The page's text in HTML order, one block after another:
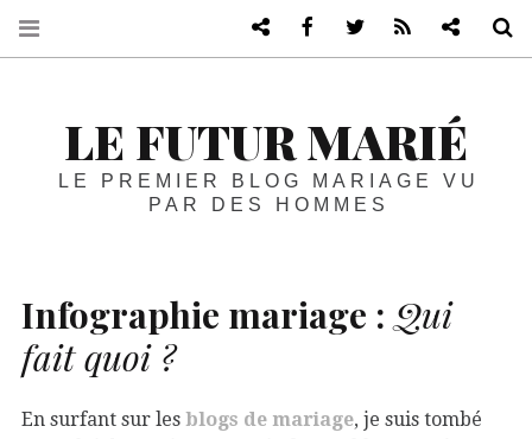
LE FUTUR MARIÉ
LE PREMIER BLOG MARIAGE VU
PAR DES HOMMES
Infographie mariage : Qui
fait quoi ?
En surfant sur les blogs de mariage, je suis tombé
Blog de mariage vu par les
FacebookTwitter RSS Blog